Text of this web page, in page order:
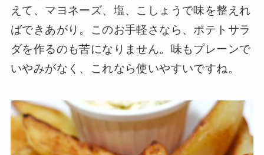
えて、マヨネーズ、塩、こしょうで味を整えれ
ばできあがり。このお手軽さなら、ポテトサラ
ダを作るのも苦になりません。味もプレーンで
いやみがなく、これなら使いやすいですね。